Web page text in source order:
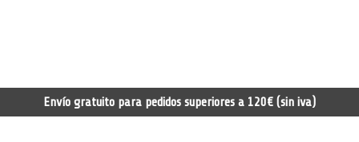
Envío gratuito para pedidos superiores a 120€ (sin iva)